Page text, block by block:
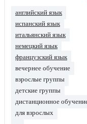
английский язык
испанский язык
итальянский язык
немецкий язык
французский язык
вечернее обучение
взрослые группы
детские группы
дистанционное
для взрослых